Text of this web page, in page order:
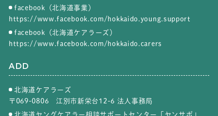
facebook（北海道事業）
https://www.facebook.com/hokkaido.young.support
facebook（北海道ケアラーズ）
https://www.facebook.com/hokkaido.carers
ADD
北海道ケアラーズ
〒069-0806 江別市新栄台12-6 法人事務局
北海道ヤングケアラー相談サポートセンター「ヤンサポ」